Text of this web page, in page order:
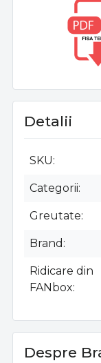
Detalii
SKU
Categorii
Greutate
Brand
Ridicare din
FANbox
Despre